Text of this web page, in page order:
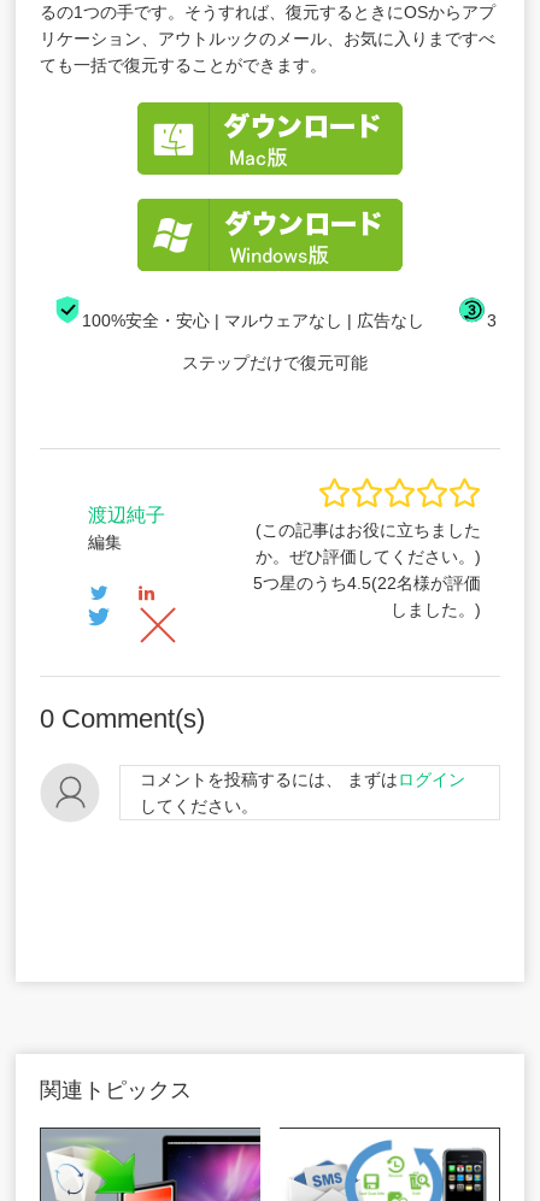
るの1つの手です。そうすれば、復元するときにOSからアプ
リケーション、アウトルックのメール、お気に入りまですべ
ても一括で復元することができます。
100%安全・安心 | マルウェアなし | 広告なし 3
ステップだけで復元可能
渡辺純子
編集
(この記事はお役に立ちました
か。ぜひ評価してください。)
5つ星のうち4.5(22名様が評価
しました。)
0 Comment(s)
コメントを投稿するには、 まずはログイン
してください。
関連トピックス